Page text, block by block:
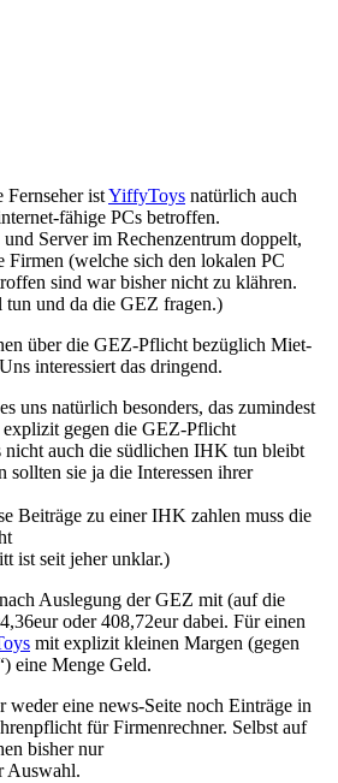
Fernseher istYiffyToys natürlich auch
fähige PCs betroffen.
Server im Rechenzentrum doppelt,
Firmen (welche sich den lokalen PC
sind war bisher nicht zu klähren.
und da die GEZ fragen.)
über die GEZ-Pflicht bezüglich Miet-
interessiert das dringend.
uns natürlich besonders, das zumindest
gegen die GEZ-Pflicht
nicht auch die südlichen IHK tun bleibt
sollten sie ja die Interessen ihrer
Beiträge zu einer IHK zahlen muss die
ist seit jeher unklar.)
Auslegung der GEZ mit (auf die
oder 408,72eur dabei. Für einen
mit explizit kleinen Margen (gegen
eine Menge Geld.
weder eine news-Seite noch Einträge in
für Firmenrechner. Selbst auf
bisher nur
Auswahl.